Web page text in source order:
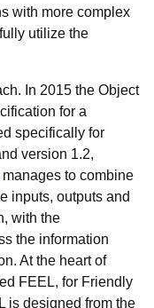
with more complex
utilize the
In 2015 the Object
for a
specifically for
version 1.2,
manages to combine
inputs, outputs and
with the
the information
At the heart of
FEEL, for Friendly
is designed from the